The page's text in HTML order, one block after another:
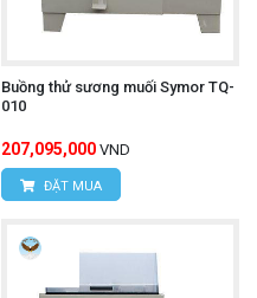
Buồng thử sương muối Symor TQ-
010
207,095,000 VND
ĐẶT MUA